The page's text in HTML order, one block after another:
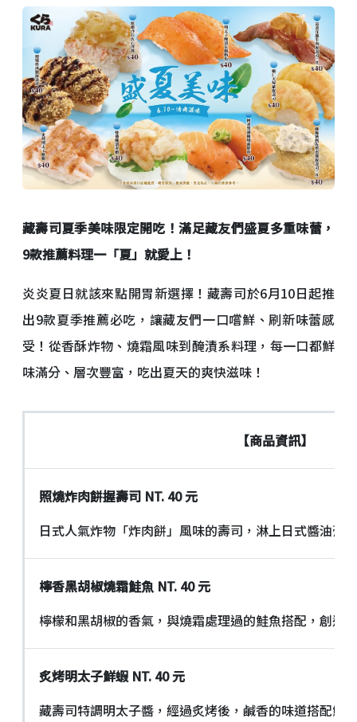
藏壽司夏季美味限定開吃！滿足藏友們盛夏多重味蕾，
9款推薦料理一「夏」就愛上！
炎炎夏日就該來點開胃新選擇！藏壽司於6月10日起推
出9款夏季推薦必吃，讓藏友們一口嚐鮮、刷新味蕾感
受！從香酥炸物、燒霜風味到醃漬系料理，每一口都鮮
味滿分、層次豐富，吃出夏天的爽快滋味！
【商品資訊】
照燒炸肉餅握壽司 NT. 40元
日式人氣炸物「炸肉餅」風味的壽司，淋上日式醬油膏。
檸香黑胡椒燒霜鮭魚 NT. 40元
檸檬和黑胡椒的香氣，與燒霜處理過的鮭魚搭配，創造
炙烤明太子鮮蝦NT. 40元
藏壽司特調明太子醬，經過炙烤後，鹹香的味道搭配鮮